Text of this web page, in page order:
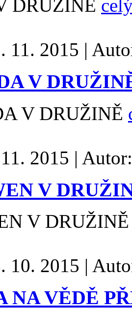
DRUŽINĚ
11. 2015 |
V
V DRUŽINĚ
2015 | Autor:
V
V
10. 2015 |
NA VĚDĚ